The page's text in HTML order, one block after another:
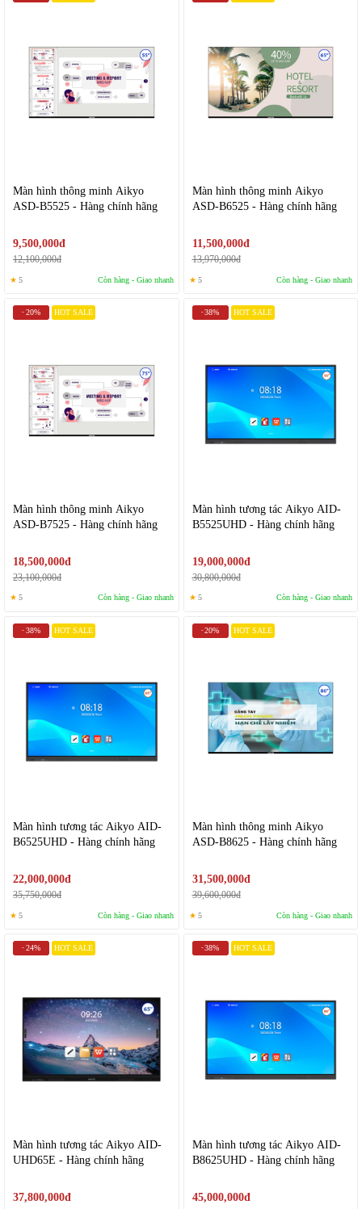
Màn hình thông minh Aikyo
ASD-B5525 - Hàng chính hãng
9,500,000đ
12,100,000đ
★ 5 Còn hàng - Giao nhanh
Màn hình thông minh Aikyo
ASD-B6525 - Hàng chính hãng
11,500,000đ
13,970,000đ
★ 5 Còn hàng - Giao nhanh
- 20% HOT SALE
Màn hình thông minh Aikyo
ASD-B7525 - Hàng chính hãng
18,500,000đ
23,100,000đ
★ 5 Còn hàng - Giao nhanh
-38% HOT SALE
Màn hình tương tác Aikyo AID-
B5525UHD - Hàng chính hãng
19,000,000đ
30,800,000đ
★ 5 Còn hàng - Giao nhanh
- 38% HOT SALE
Màn hình tương tác Aikyo AID-
B6525UHD - Hàng chính hãng
22,000,000đ
35,750,000đ
★ 5 Còn hàng - Giao nhanh
-20% HOT SALE
Màn hình thông minh Aikyo
ASD-B8625 - Hàng chính hãng
31,500,000đ
39,600,000đ
★ 5 Còn hàng - Giao nhanh
- 24% HOT SALE
Màn hình tương tác Aikyo AID-
UHD65E - Hàng chính hãng
37,800,000đ
-38% HOT SALE
Màn hình tương tác Aikyo AID-
B8625UHD - Hàng chính hãng
45,000,000đ